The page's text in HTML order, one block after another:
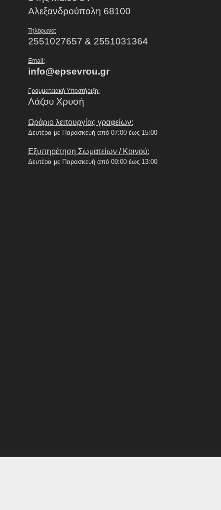
Αλεξανδρούπολη 68100
Τηλέφωνα:
2551027657 & 2551031364
Email:
info@epsevrou.gr
Γραμματειακή Υποστήριξη:
Λάζου Χρυσή
Ωράριο λειτουργίας γραφείων:
Δευτέρα με Παρασκευή από 07:00 έως 15:00
Εξυπηρέτηση Σωματείων / Κοινού:
Δευτέρα με Παρασκευή από 09:00 έως 13:00